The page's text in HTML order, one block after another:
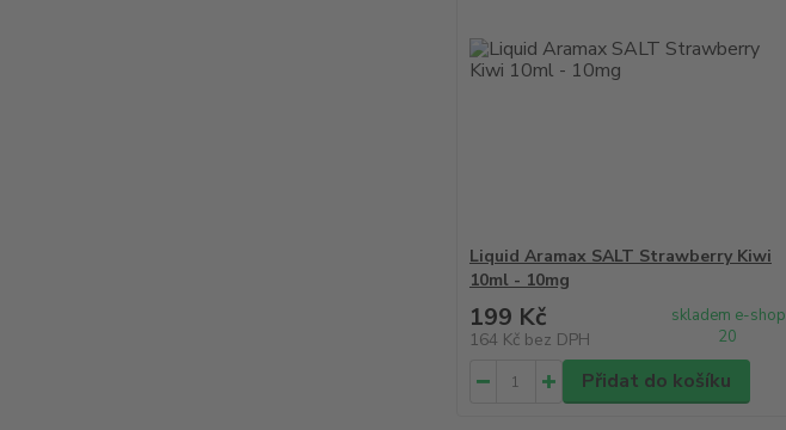
Liquid Aramax SALT Strawberry Kiwi
10ml - 10mg
199 Kč
164 Kč bez DPH
skladem e-shop
20
Přidat do košíku